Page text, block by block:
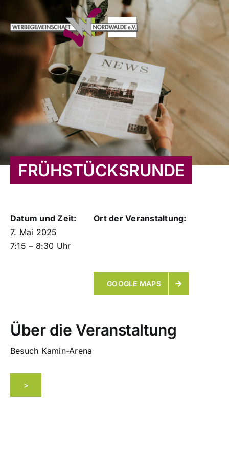
Inhalt
springen
Toggle
Navigation
HOME
AKTUELLES
VERANSTALTUNGEN
TERMINE
MITGLIEDER
FRÜHSTÜCKSRUNDE
Datum und Zeit:
7. Mai 2025
7:15 – 8:30 Uhr
Ort der Veranstaltung:
GOOGLE MAPS
Über die Veranstaltung
Besuch Kamin-Arena
>